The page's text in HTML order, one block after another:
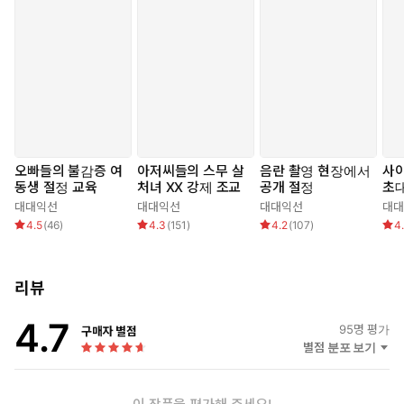
을 수 있으니까요.”
정략 결혼한 남편의 파렴치한 요구를 거절하지 못해서였다.
“안대가 없으니 넥타이로 눈 가릴게요. 괜찮죠?”
유연은 고개를 끄덕였다.
어차피 좋아하는 남자에게 안길 수 없다면 어떤 남자든 상관없었다.
오빠들의 불감증 여
동생 절정 교육
대대익선
4.5(46)
아저씨들의 스무 살
처녀 XX 강제 조교
대대익선
4.3 (151 )
음란 촬영 현장에서
공개 절정
대대익선
4.2(107)
사
초
대
리뷰
4.7 구매자 별점 95명 평가
별점 분포 보기